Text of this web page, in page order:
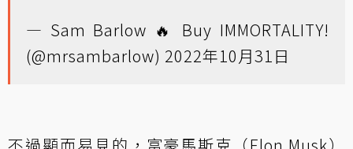
— Sam Barlow 🔥 Buy IMMORTALITY!
(@mrsambarlow) 2022年10月31日